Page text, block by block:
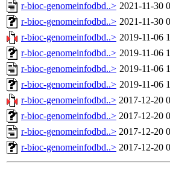
r-bioc-genomeinfodbd..> 2021-11-30
r-bioc-genomeinfodbd..> 2021-11-30
r-bioc-genomeinfodbd..> 2019-11-06
r-bioc-genomeinfodbd..> 2019-11-06
r-bioc-genomeinfodbd..> 2019-11-06
r-bioc-genomeinfodbd..> 2019-11-06
r-bioc-genomeinfodbd..> 2017-12-20
r-bioc-genomeinfodbd..> 2017-12-20
r-bioc-genomeinfodbd..> 2017-12-20
r-bioc-genomeinfodbd..> 2017-12-20